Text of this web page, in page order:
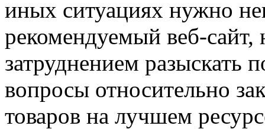
иных ситуациях нужно
рекомендуемый веб-сайт,
затруднением разыскать
вопросы относительно
товаров на лучшем